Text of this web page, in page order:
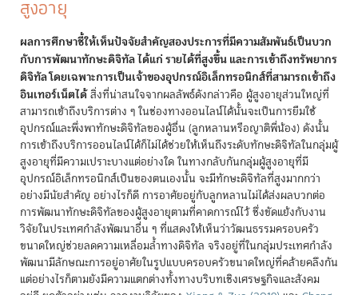
สูงอายุ
ผลการศึกษาชี้ให้เห็นปัจจัยสำคัญสองประการที่มีความสัมพันธ์เป็นบวก
กับการพัฒนาทักษะดิจิทัล ได้แก่ รายได้ที่สูงขึ้น และการเข้าถึงทรัพยากร
ดิจิทัล โดยเฉพาะการเป็นเจ้าของอุปกรณ์อิเล็กทรอนิกส์ที่สามารถเข้าถึง
อินเทอร์เน็ตได้สิ่งที่น่าสนใจจากผลลัพธ์ดังกล่าวคือ ผู้สูงอายุส่วนใหญ่ที่
สามารถเข้าถึงบริการต่าง ๆ ในช่องทางออนไลน์ได้นั้นจะเป็นการยืมใช้
อุปกรณ์และพึ่งพาทักษะดิจิทัลของผู้อื่น (ลูกหลานหรือญาติพี่น้อง) ดังนั้น
การเข้าถึงบริการออนไลน์ได้ก็ไม่ได้ช่วยให้เห็นถึงระดับทักษะดิจิทัลในกลุ่มผู้
สูงอายุที่มีความเปราะบางแต่อย่างใด ในทางกลับกันกลุ่มผู้สูงอายุที่มี
อุปกรณ์อิเล็กทรอนิกส์เป็นของตนเองนั้น จะมีทักษะดิจิทัลที่สูงมากกว่า
อย่างมีนัยสำคัญ อย่างไรก็ดี การอาศัยอยู่กับลูกหลานไม่ได้ส่งผลบวกต่อ
การพัฒนาทักษะดิจิทัลของผู้สูงอายุตามที่คาดการณ์ไว้ ซึ่งขัดแย้งกับงาน
วิจัยในประเทศกำลังพัฒนาอื่น ๆ ที่แสดงให้เห็นว่าวัฒนธรรมครอบครัว
ขนาดใหญ่ช่วยลดความเหลื่อมล้ำทางดิจิทัล จริงอยู่ที่ในกลุ่มประเทศกำลัง
พัฒนามีลักษณะการอยู่อาศัยในรูปแบบครอบครัวขนาดใหญ่ที่คล้ายคลึงกัน
แต่อย่างไรก็ตามยังมีความแตกต่างทั้งทางบริบทเชิงเศรษฐกิจและสังคม